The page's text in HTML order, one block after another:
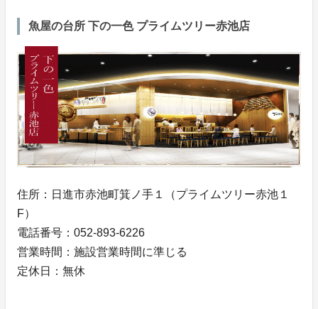
魚屋の台所 下の一色 プライムツリー赤池店
住所：日進市赤池町箕ノ手１（プライムツリー赤池１
F）
電話番号：052-893-6226
営業時間：施設営業時間に準じる
定休日：無休